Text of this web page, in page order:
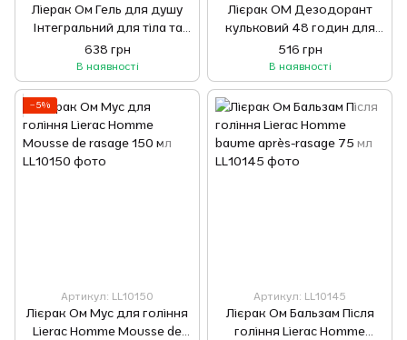
Ліерак Ом Гель для душу
Інтегральний для тіла та
волосся Lierac Homme Gel
douche intégral 200 мл
638 грн
В наявності
Лієрак ОМ Дезодорант
кульковий 48 годин для
чоловіків Lierac Homme
anti-transpirant 48 H
516 грн
В наявності
−5%
Артикул: LL10150
Лієрак Ом Мус для гоління
Lierac Homme Mousse de
Артикул: LL10145
Лієрак Ом Бальзам Після
гоління Lierac Homme